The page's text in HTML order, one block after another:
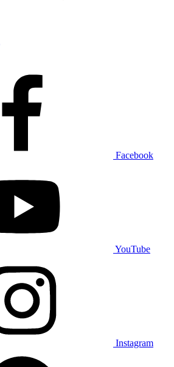
Facebook
YouTube
Instagram